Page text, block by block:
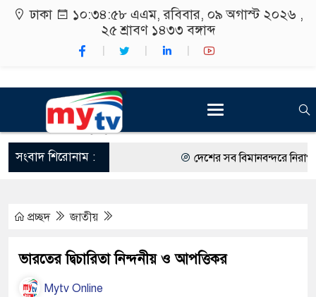
ঢাকা ১০:৩৪:৫৯ এএম, রবিবার, ০৯ অগাস্ট ২০২৬ ,
২৫ শ্রাবণ ১৪৩৩ বঙ্গাব্দ
সংবাদ শিরোনাম : দেশের সব বিমানবন্দরে নিরাপত্তা
কর্মসূচীর শুভসূচনা।
প্রচ্ছদ জাতীয়
ভারতের দ্বিচারিতা নিন্দনীয় ও আপত্তিকর
Mytv Online